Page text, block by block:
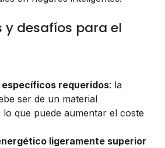
y desafíos para el
requeridos: la
ser de un material
lo que puede aumentar el coste
ligeramente superior